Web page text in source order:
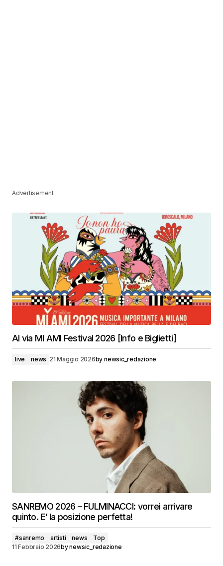
Advertisement
Al via MI AMI Festival 2026 [Info e Biglietti]
live news 21 Maggio 2026by newsic_redazione
SANREMO 2026 – FULMINACCI: vorrei arrivare
quinto. E’ la posizione perfetta!
#sanremo artisti news
Top
11 Febbraio 2026bynewsic_redazione